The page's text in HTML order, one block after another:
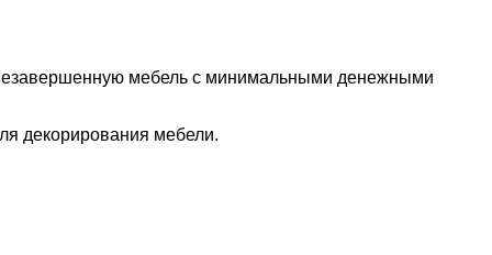
мебель с минимальными денежными
декорирования мебели.